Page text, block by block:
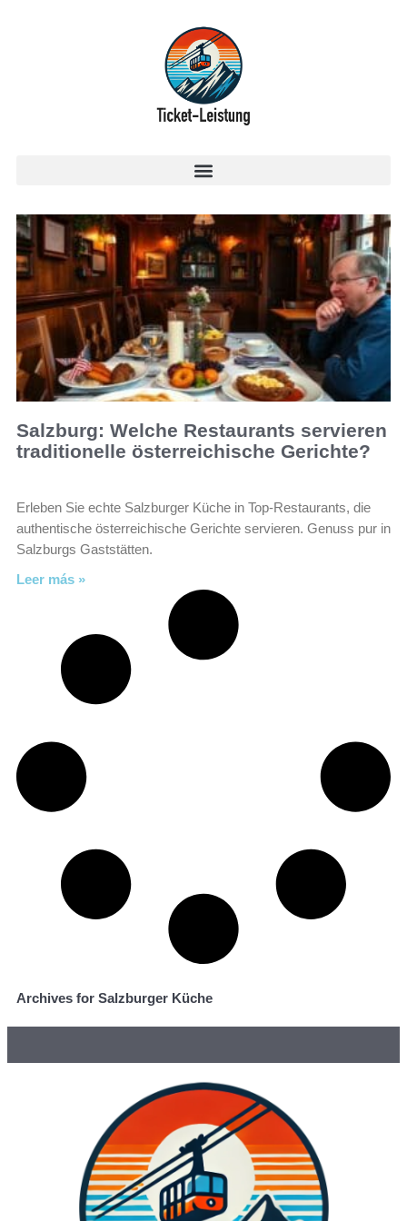
Salzburg: Welche Restaurants servieren
traditionelle österreichische Gerichte?
Erleben Sie echte Salzburger Küche in Top-Restaurants, die
authentische österreichische Gerichte servieren. Genuss pur in
Salzburgs Gaststätten.
Leer más »
Archives for Salzburger Küche